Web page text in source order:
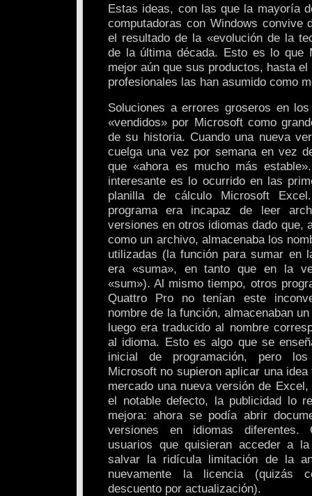
Estas ideas, con las que la mayoría
computadoras con Windows convive
el resultado de la «evolución de la
de la última década. Esto es lo que
mejor aún que sus productos, hasta
profesionales las han asumido como
Soluciones a errores groseros en
«vendidos» por Microsoft como
de su historia. Cuando una nueva
cuelga una vez por semana en vez
que «ahora es mucho más
interesante es lo ocurrido en las
planilla de cálculo Microsoft
programa era incapaz de leer
versiones en otros idiomas dado que,
como un archivo, almacenaba los
utilizadas (la función para sumar en
era «suma», en tanto que en la
«sum»). Al mismo tiempo, otros
Quattro Pro no tenían este
nombre de la función, almacenaban
luego era traducido al nombre
al idioma. Esto es algo que se
inicial de programación, pero los
Microsoft no supieron aplicar una
mercado una nueva versión de
el notable defecto, la publicidad lo
mejora: ahora se podía abrir
versiones en idiomas diferentes.
usuarios que quisieran acceder a
salvar la ridícula limitación de la
nuevamente la licencia (quizás
descuento por actualización).